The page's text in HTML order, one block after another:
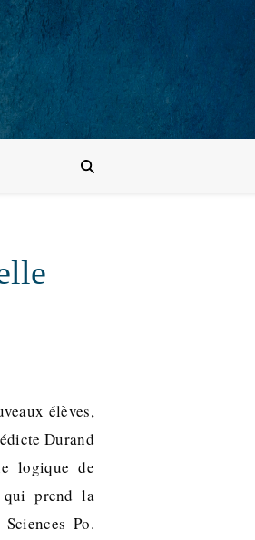
élèves,
Durand
logique de
qui prend la
Po.